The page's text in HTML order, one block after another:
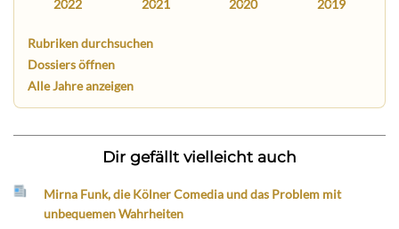
2022 2021 2020 2019
Rubriken durchsuchen
Dossiers öffnen
Alle Jahre anzeigen
Dir gefällt vielleicht auch
Mirna Funk, die Kölner Comedia und das Problem mit
unbequemen Wahrheiten